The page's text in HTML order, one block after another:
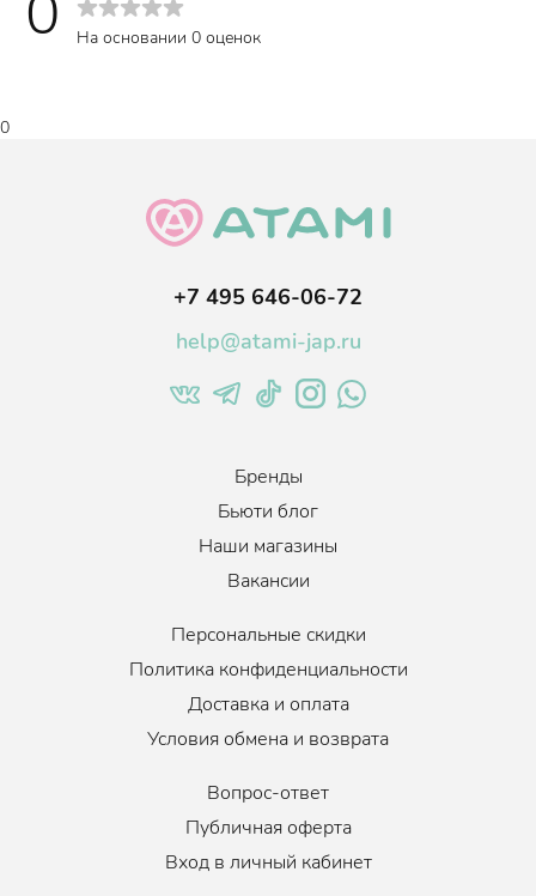
На основании 0 оценок
0
+7 495 646-06-72
help@atami-jap.ru
Бренды
Бьюти блог
Наши магазины
Вакансии
Персональные скидки
Политика конфиденциальности
Доставка и оплата
Условия обмена и возврата
Вопрос-ответ
Публичная оферта
Вход в личный кабинет